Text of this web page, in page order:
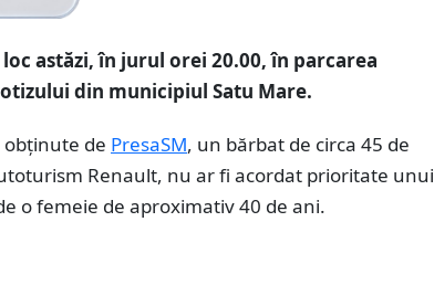
astăzi, în jurul orei 20.00, în parcarea
din municipiul Satu Mare.
de PresaSM, un bărbat de circa 45 de
Renault, nu ar fi acordat prioritate unui
o femeie de aproximativ 40 de ani.